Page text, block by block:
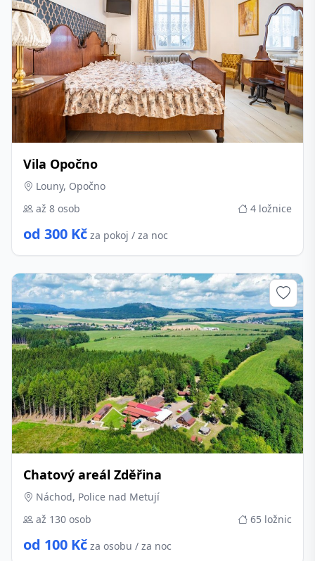
Vila Opočno
Louny, Opočno
až 8 osob
4 ložnice
od 300 Kč za pokoj / za noc
Chatový areál Zděřina
Náchod, Police nad Metují
až 130 osob
65 ložnic
od 100 Kč za osobu / za noc